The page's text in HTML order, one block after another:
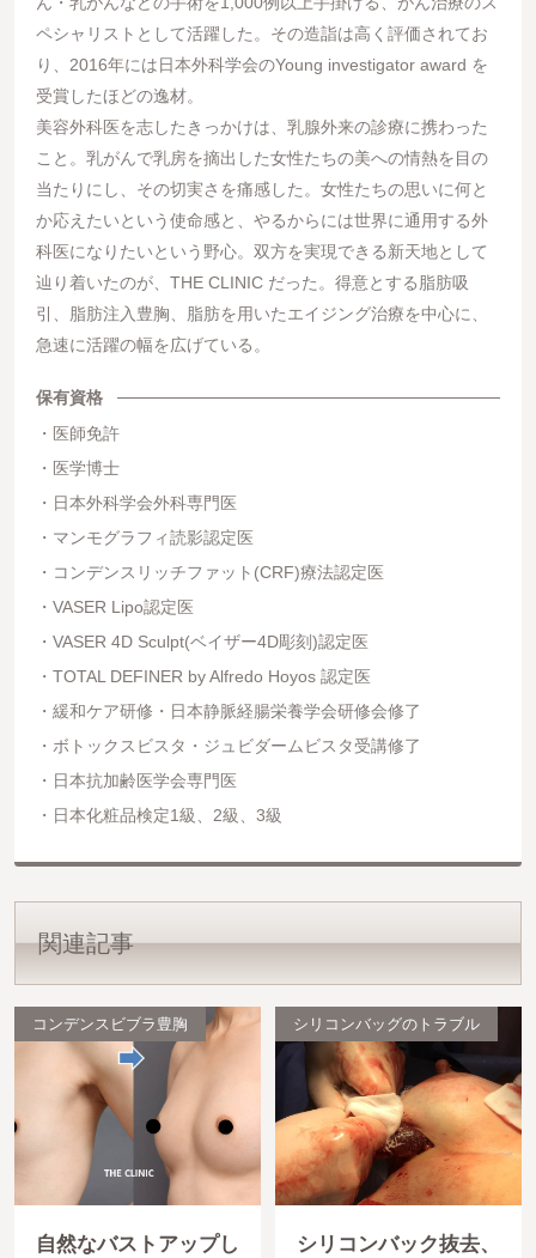
ペシャリストとして活躍した。その造詣は高く評価されてお
り、2016年には日本外科学会のYoung investigator award を
受賞したほどの逸材。
美容外科医を志したきっかけは、乳腺外来の診療に携わった
こと。乳がんで乳房を摘出した女性たちの美への情熱を目の
当たりにし、その切実さを痛感した。女性たちの思いに何と
か応えたいという使命感と、やるからには世界に通用する外
科医になりたいという野心。双方を実現できる新天地として
辿り着いたのが、THE CLINIC だった。得意とする脂肪吸
引、脂肪注入豊胸、脂肪を用いたエイジング治療を中心に、
急速に活躍の幅を広げている。
保有資格
医師免許
医学博士
日本外科学会外科専門医
マンモグラフィ読影認定医
コンデンスリッチファット(CRF)療法認定医
VASER Lipo認定医
VASER 4D Sculpt(ベイザー4D彫刻)認定医
TOTAL DEFINER by Alfredo Hoyos 認定医
緩和ケア研修・日本静脈経腸栄養学会研修会修了
ボトックスビスタ・ジュビダームビスタ受講修了
日本抗加齢医学会専門医
日本化粧品検定1級、2級、3級
関連記事
コンデンスビブラ豊胸
自然なバストアップし
シリコンバッグのトラブル
シリコンバック抜去、